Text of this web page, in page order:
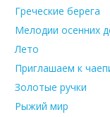
Греческие берега
Мелодии осенних
Лето
Приглашаем к
Золотые ручки
Рыжий мир